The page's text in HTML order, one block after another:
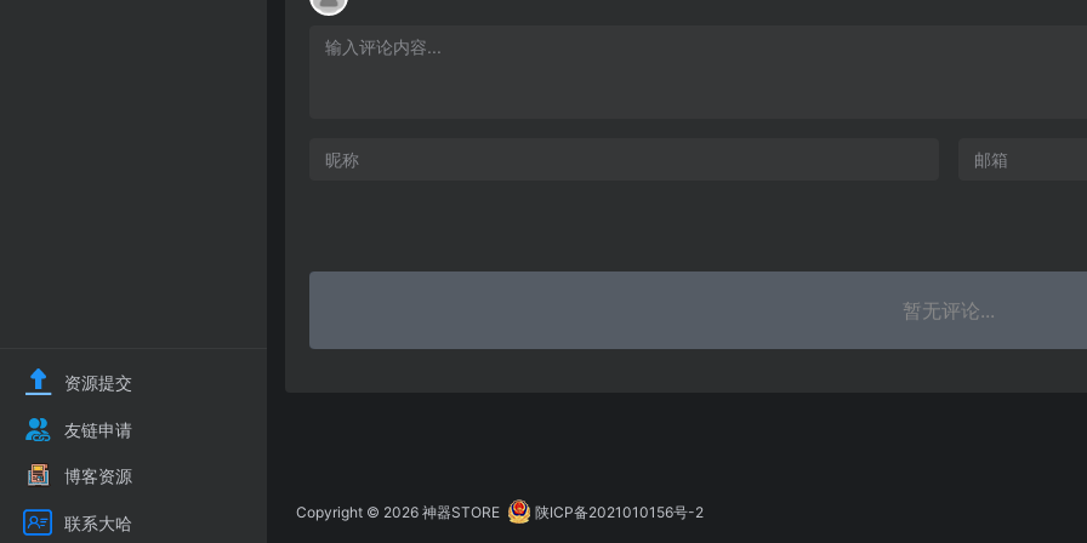
资源提交
友链申请
博客资源
联系大哈
暂无评论...
Copyright © 2026 神器STORE 陕ICP备2021010156号-2